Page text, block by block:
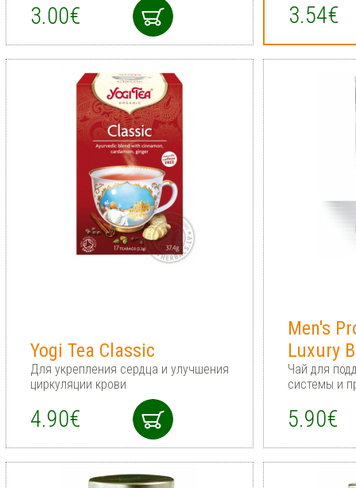
3.00€ 3.54€
Yogi Tea Classic
Для укрепления сердца и улучшения
циркуляции крови
4.90€
Men's
Luxury
Чай для
системы и
5.90€